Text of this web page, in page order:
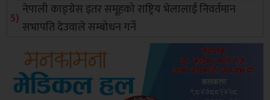
नेपाली काङ्ग्रेस इतर समूहको राष्ट्रिय भेलालाई निवर्तमान
सभापति देउवाले सम्बोधन गर्ने